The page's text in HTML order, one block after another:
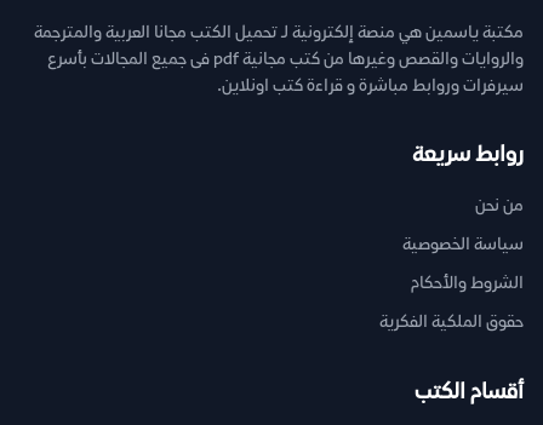
مكتبة ياسمين هي منصة إلكترونية لـ تحميل الكتب مجانا العربية والمترجمة
والروايات والقصص وغيرها من كتب مجانية pdf فى جميع المجالات بأسرع
سيرفرات وروابط مباشرة و قراءة كتب اونلاين.
روابط سريعة
من نحن
سياسة الخصوصية
الشروط والأحكام
حقوق الملكية الفكرية
أقسام الكتب